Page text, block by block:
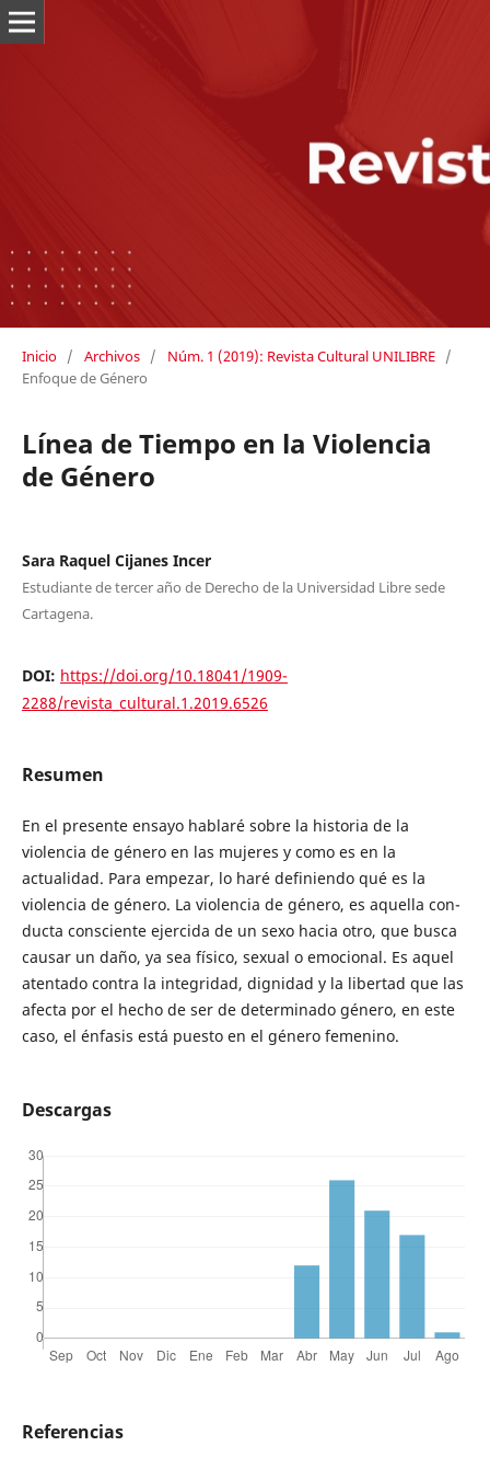
Inicio / Archivos / Núm. 1 (2019): Revista Cultural UNILIBRE /
Enfoque de Género
Línea de Tiempo en la Violencia
de Género
Sara Raquel Cijanes Incer
Estudiante de tercer año de Derecho de la Universidad Libre sede
Cartagena.
DOI: https://doi.org/10.18041/1909-
2288/revista_cultural.1.2019.6526
Resumen
En el presente ensayo hablaré sobre la histo­ria de la
violencia de género en las mujeres y como es en la
actualidad. Para empezar, lo haré definiendo qué es la
violencia de géne­ro. La violencia de género, es aquella con­
ducta consciente ejercida de un sexo hacia otro, que busca
causar un daño, ya sea físico, sexual o emocional. Es aquel
atentado contra la integridad, dignidad y la libertad que las
afecta por el hecho de ser de determinado género, en este
caso, el énfasis está puesto en el género femenino.
Descargas
Referencias